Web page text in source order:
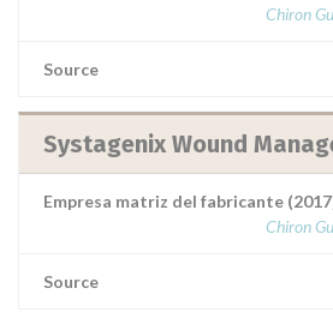
Chiron
Source
Systagenix Wound
Empresa matriz del fabricante
Chiron
Source